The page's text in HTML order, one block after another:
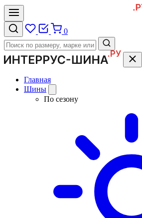
0
Главная
Шины
По сезону